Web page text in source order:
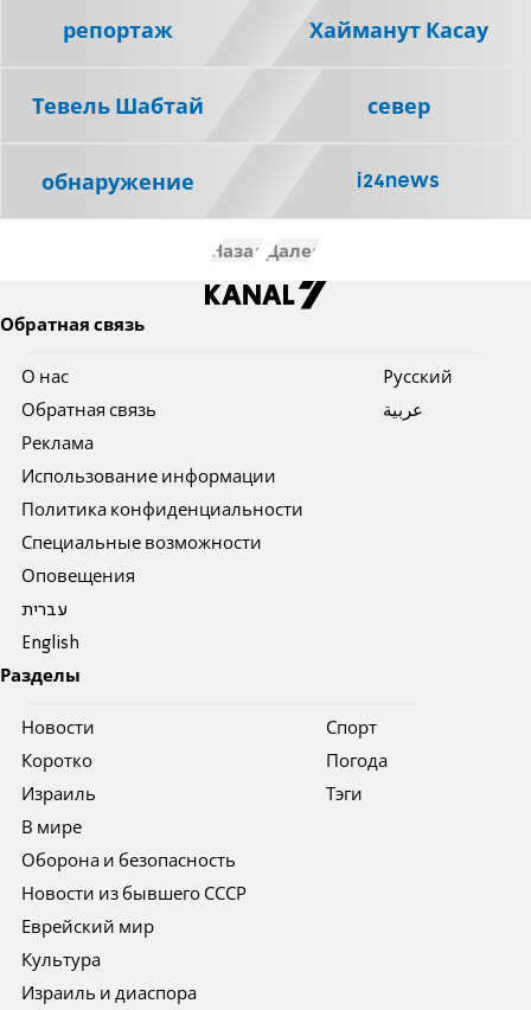
репортаж Хайманут Касау
Тевель Шабтай север
обнаружение i24news
Назад Далее
Обратная связь
О нас
Обратная связь
Реклама
Использование информации
Политика конфиденциальности
Специальные возможности
Оповещения
עברית
English
Pусский
عربية
Разделы
Новости
Коротко
Израиль
В мире
Оборона и безопасность
Новости из бывшего СССР
Еврейский мир
Культура
Израиль и диаспора
Спорт
Погода
Тэги